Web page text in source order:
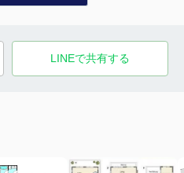
LINEで共有する